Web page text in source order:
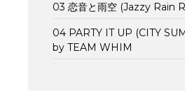
03 恋音と雨空 (Jazzy
04 PARTY IT UP (CITY
by TEAM WHIM